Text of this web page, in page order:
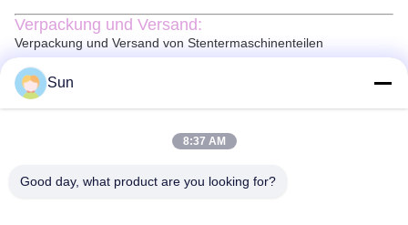
Verpackung und Versand:
Verpackung und Versand von Stentermaschinenteilen
Die Teile der Stentermaschine werden sicher verpackt, um
sicherzustellen, dass sie in perfektem Zustand ankommen.Die
Teile werden in eine Box in geeigneter Größe verpackt, in der ein
Polstermaterial zugesetzt wird, um Schäden zu vermeiden.Eine
Verpackungsliste wird dem Paket beigefügt, um sicherzustellen,
dass alle Teile berücksichtigt werden.
Kurier versandt, alle Pakete werden verfolgt und versichert, um
Sun
8:37 AM
Good day, what product are you looking for?